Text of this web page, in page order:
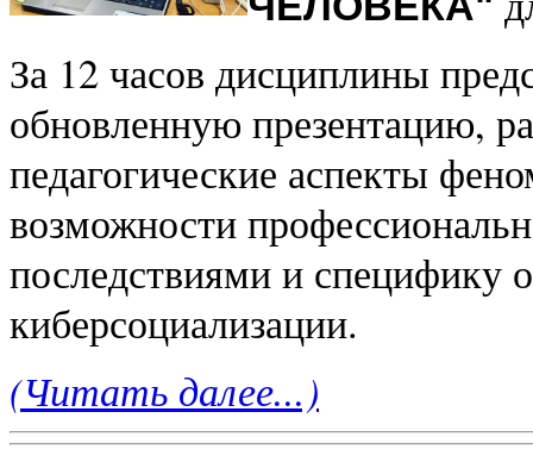
За 12 часов дисциплины
обновленную презентацию,
педагогические аспекты
возможности
последствиями и специфику
киберсоциализации.
(Читать далее...)